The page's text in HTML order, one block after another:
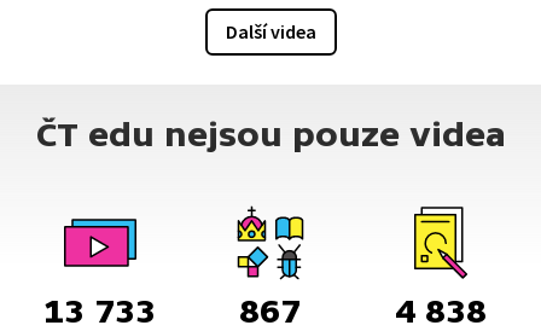
Další videa
ČT edu nejsou pouze videa
13 733 867 4 838